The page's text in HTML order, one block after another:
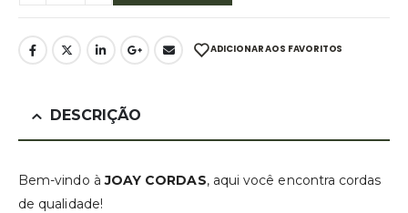
ADICIONAR AOS FAVORITOS
DESCRIÇÃO
Bem-vindo àJOAY CORDAS, aqui você encontra cordas
de qualidade!